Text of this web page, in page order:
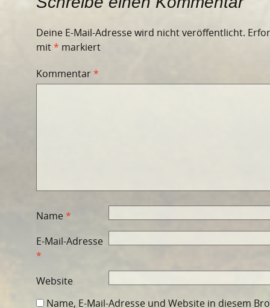
Deine E-Mail-Adresse wird nicht veröffentlicht.
mit* markiert
Kommentar*
Name*
E-Mail-Adresse
*
Website
Name, E-Mail-Adresse und Website in diesem